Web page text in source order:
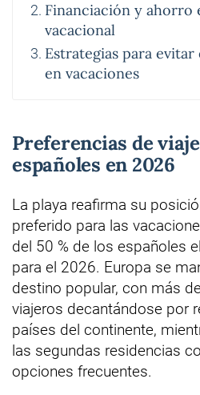
Financiación y ahorro
vacacional
Estrategias para
en vacaciones
Preferencias de
españoles en 2026
La playa reafirma su
preferido para las
del 50 % de los españoles
para el 2026. Europa se
destino popular, con más
viajeros decantándose por
países del continente,
las segundas residencias
opciones frecuentes.